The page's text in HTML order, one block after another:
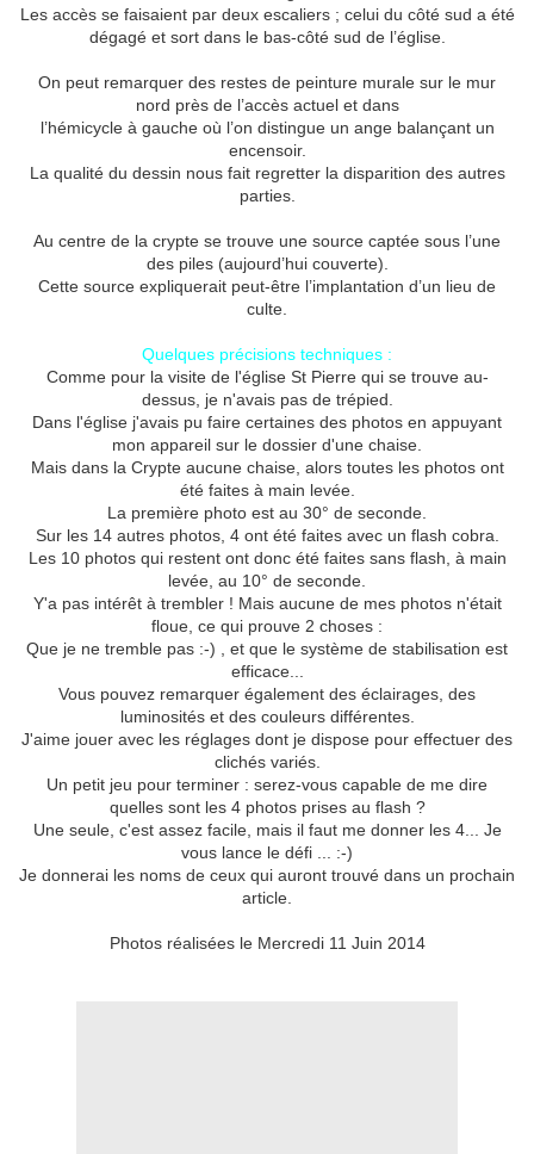
Les accès se faisaient par deux escaliers ; celui du côté sud a été
dégagé et sort dans le bas-côté sud de l’église.
On peut remarquer des restes de peinture murale sur le mur
nord près de l’accès actuel et dans
l’hémicycle à gauche où l’on distingue un ange balançant un
encensoir.
La qualité du dessin nous fait regretter la disparition des autres
parties.
Au centre de la crypte se trouve une source captée sous l’une
des piles (aujourd’hui couverte).
Cette source expliquerait peut-être l’implantation d’un lieu de
culte.
Quelques précisions techniques :
Comme pour la visite de l'église St Pierre qui se trouve au-
dessus, je n'avais pas de trépied.
Dans l'église j'avais pu faire certaines des photos en appuyant
mon appareil sur le dossier d'une chaise.
Mais dans la Crypte aucune chaise, alors toutes les photos ont
été faites à main levée.
La première photo est au 30° de seconde.
Sur les 14 autres photos, 4 ont été faites avec un flash cobra.
Les 10 photos qui restent ont donc été faites sans flash, à main
levée, au 10° de seconde.
Y'a pas intérêt à trembler ! Mais aucune de mes photos n'était
floue, ce qui prouve 2 choses :
Que je ne tremble pas :-) , et que le système de stabilisation est
efficace...
Vous pouvez remarquer également des éclairages, des
luminosités et des couleurs différentes.
J'aime jouer avec les réglages dont je dispose pour effectuer des
clichés variés.
Un petit jeu pour terminer : serez-vous capable de me dire
quelles sont les 4 photos prises au flash ?
Une seule, c'est assez facile, mais il faut me donner les 4... Je
vous lance le défi ... :-)
Je donnerai les noms de ceux qui auront trouvé dans un prochain
article.
Photos réalisées le Mercredi 11 Juin 2014